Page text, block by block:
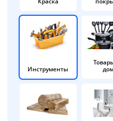
Инструменты
Добавляйте товары
в корзину
Оплачивайте
25% картой любого
Получайте товар
выбранный